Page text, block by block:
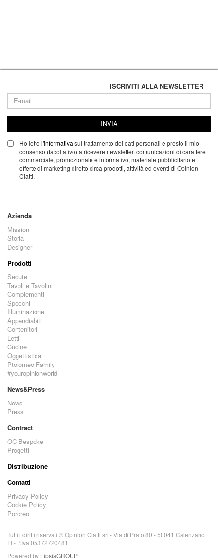
ISCRIVITI ALLA NEWSLETTER
INVIA
Ho letto l'informativa sul trattamento dei dati personali e presto il mio
consenso (facoltativo) a ricevere newsletter, comunicazioni di carattere
commerciale, promozionale e informativo, materiale pubblicitario e
offerte di marketing diretto circa prodotti, attività ed eventi di Opinion
Ciatti.
Azienda
Mission
Storia
Designer
Prodotti
Sedute
Tavoli e Tavolini
Complementi
Specchi
Illuminazione
Appendiabiti
Contenitori
Letti
Cucine
Oggettistica
Ptolomeo Family
#youropinionworld
News&Press
News
Press
Contract
OC Bespoke
Progetti
Distribuzione
Contatti
Privacy Policy
Cookie Policy
Porcreo
Tutti i diritti riservati © Opinion Ciatti srl - Via di Prato 80 - 50041 Calenzano
FI - P.Iva 05372720481
Powered by LipsiaGROUP